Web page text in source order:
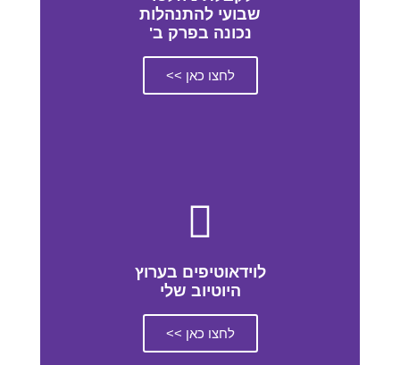
שבועי להתנהלות
נכונה בפרק ב'
לחצו כאן >>
לוידאוטיפים בערוץ
היוטיוב שלי
לחצו כאן >>